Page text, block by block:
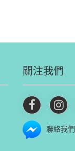
關注我們
聯絡我們